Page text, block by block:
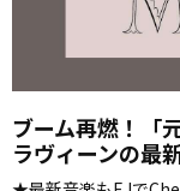
ブーム再燃！「
ラヴィーンの最